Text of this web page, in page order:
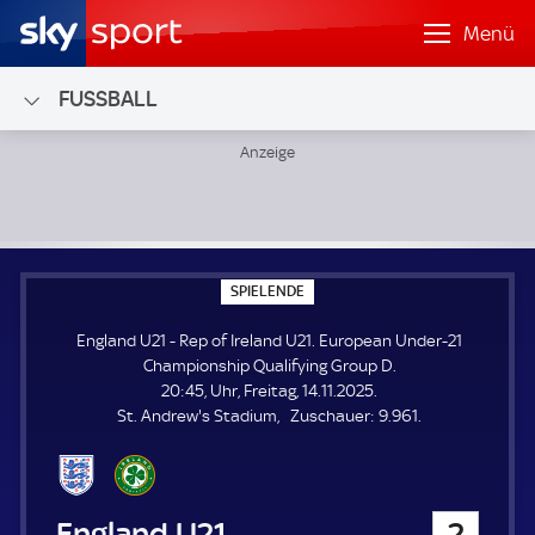
Menü
FUSSBALL
SPIELENDE
P
E
L
E
N
E
England U21 - Rep of Ireland U21. European Under-21
Championship Qualifying Group D.
20:45, Uhr, Freitag, 14.11.2025.
St. Andrew's Stadium
Zuschauer: Z
9.961.